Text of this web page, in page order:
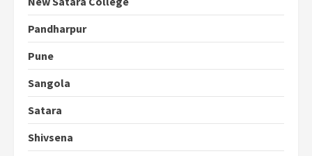
Pandharpur
Pune
Sangola
Satara
Shivsena